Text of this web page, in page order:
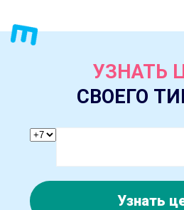
УЗНАТЬ
СВОЕГО
Узнать